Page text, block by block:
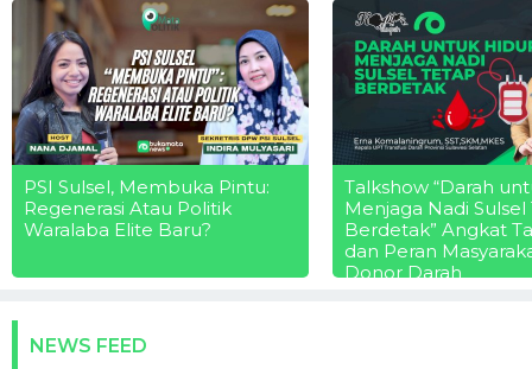
PSI Sulsel, Membuka Pintu:
Regenerasi Atau Politik
Waralaba Elite Baru?
Talkshow “Darah
Menjaga Nadi Sulsel
Berdetak” Angkat
dan Peran
Donor Darah
NEWS FEED